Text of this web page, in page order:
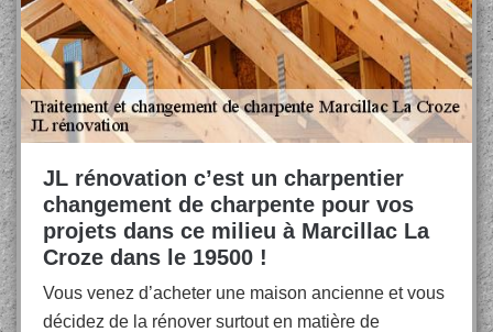
JL rénovation c’est un charpentier
changement de charpente pour vos
projets dans ce milieu à Marcillac La
Croze dans le 19500 !
Vous venez d’acheter une maison ancienne et vous
décidez de la rénover surtout en matière de